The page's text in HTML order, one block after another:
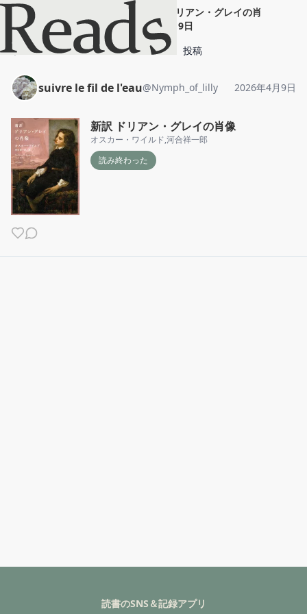
suivre le fil de l'eau
新訳 ドリアン・グレイの肖
像"
2026年4月9日
ホーム
suivre le fil de l'eau 投稿
suivre le fil de l'eau@Nymph_of_lilly 2026年4月9日
新訳 ドリアン・グレイの肖像
オスカー・ワイルド,河合祥一郎
読み終わった
読書のSNS＆記録アプリ